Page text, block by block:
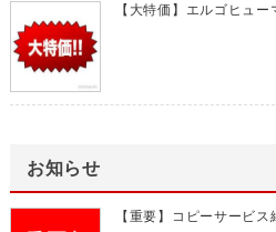
【大特価】エルゴヒュー
お知らせ
【重要】コピーサービ